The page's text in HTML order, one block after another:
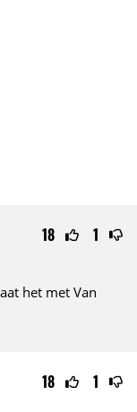
18 1
het met Van
18 1